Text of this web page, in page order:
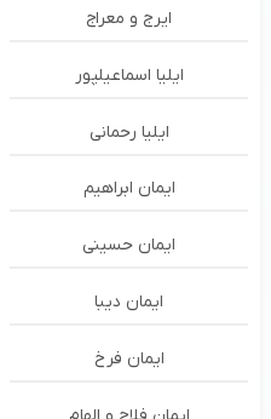
ایرج و معراج
ایلیا اسماعیلپور
ایلیا رحمانی
ایمان ابراهیم
ایمان حسینی
ایمان دیبا
ایمان فرخ